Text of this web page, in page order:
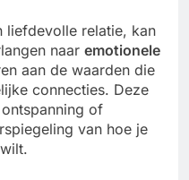
liefdevolle relatie, kan
naar emotionele
aan de waarden die
connecties. Deze
of
van hoe je